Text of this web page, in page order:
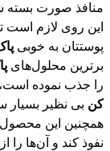
منافذ صورت بسته
این روی لازم است
پوستتان به خوبی
برترین محلول‌های
را جذب نموده است،
کن بی نظیر بسیار
همچنین این
نفوذ کند و آن‌ها را